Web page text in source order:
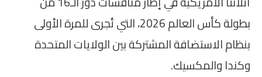
بطولة كأس العالم 2026، التي تُجرى للمرة الأولى
بنظام الاستضافة المشتركة بين الولايات المتحدة
وكندا والمكسيك.